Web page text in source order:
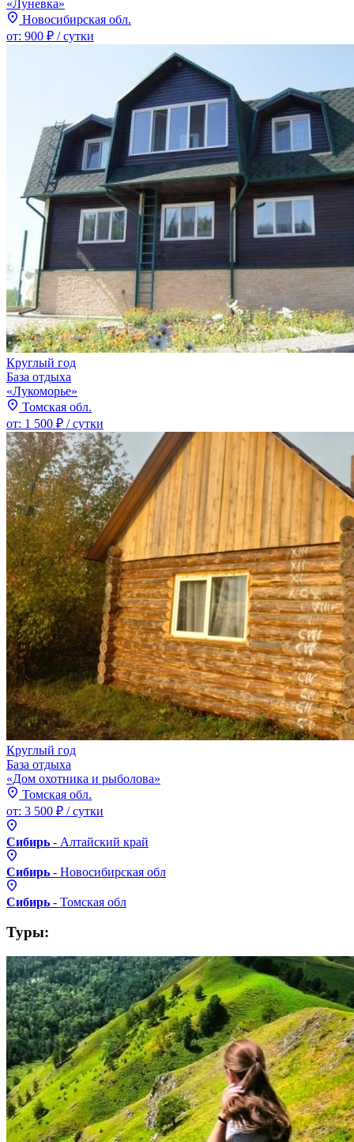
«Луневка»
Новосибирская обл.
от: 900 ₽ / сутки
Круглый год
База отдыха
«Лукоморье»
Томская обл.
от: 1 500 ₽ / сутки
Круглый год
База отдыха
«Дом охотника и рыболова»
Томская обл.
от: 3 500 ₽ / сутки
Сибирь - Алтайский край
Сибирь - Новосибирская обл
Сибирь - Томская обл
Туры: